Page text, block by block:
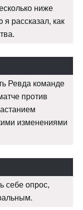
ниже
рассказал, как
Ревда команде
против
изменениями
себе опрос,